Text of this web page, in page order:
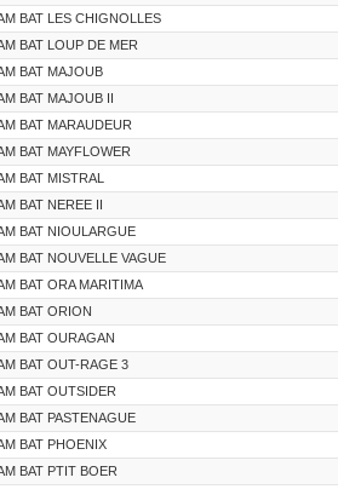
BAT LES CHIGNOLLES
BAT LOUP DE MER
BAT MAJOUB
BAT MAJOUB II
BAT MARAUDEUR
BAT MAYFLOWER
BAT MISTRAL
BAT NEREE II
BAT NIOULARGUE
BAT NOUVELLE VAGUE
BAT ORA MARITIMA
BAT ORION
BAT OURAGAN
BAT OUT-RAGE 3
BAT OUTSIDER
BAT PASTENAGUE
BAT PHOENIX
BAT PTIT BOER